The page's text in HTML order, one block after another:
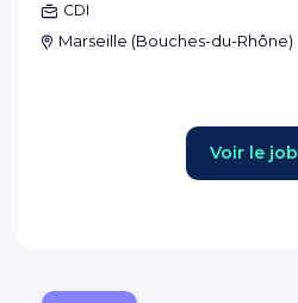
CDI
Marseille (Bouches-du-Rhône)
Voir le job